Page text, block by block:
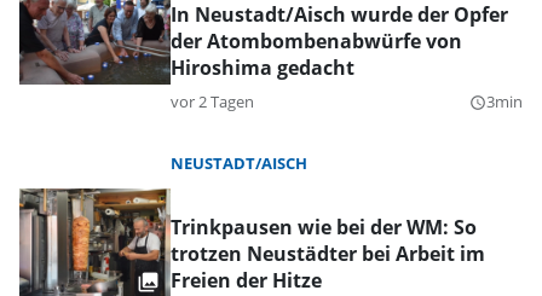
In Neustadt/Aisch wurde der Opfer
der Atombombenabwürfe von
Hiroshima gedacht
vor 2 Tagen query_builder3min
NEUSTADT/AISCH
Trinkpausen wie bei der WM: So
trotzen Neustädter bei Arbeit im
Freien der Hitze